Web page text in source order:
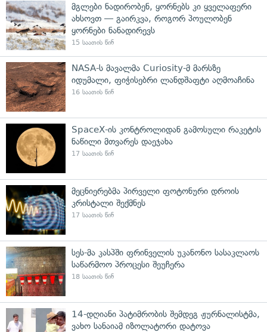
მგლები ნადირობენ, ყორნებს კი ყველაფერი
ახსოვთ — გაირკვა, როგორ პოულობენ
ყორნები ნანადირევს
15 საათის წინ
NASA-ს მავალმა Curiosity-მ მარსზე
იდუმალი, ფიჭისებრი ლანდშაფტი აღმოაჩინა
16 საათის წინ
SpaceX-ის კონტროლიდან გამოსული რაკეტის
ნაწილი მთვარეს დაეჯახა
17 საათის წინ
მეცნიერებმა პირველი ფოტონური დროის
კრისტალი შექმნეს
17 საათის წინ
სეს-მა კასპში ფრინველის უკანონო სასაკლაოს
საწარმოო პროცესი შეუჩერა
18 საათის წინ
14-დღიანი პატიმრობის შემდეგ ჟურნალისტმა,
ვახო სანაიამ იზოლატორი დატოვა